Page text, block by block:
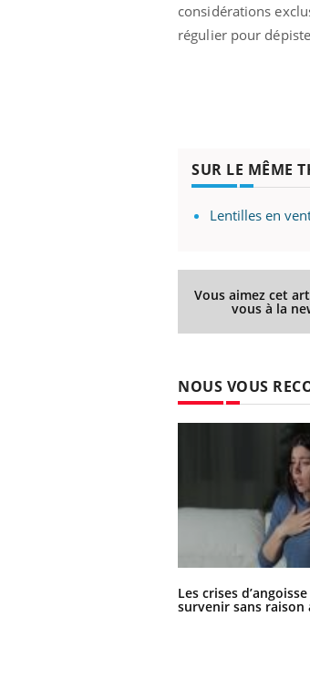
considérations
régulier pour
SUR LE MÊME
Lentilles en
Vous aimez cet
vous à la
NOUS VOUS
Les crises
survenir sans raison